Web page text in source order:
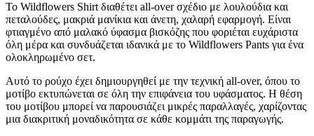
Το Wildflowers Shirt διαθέτει all-over σχέδιο με λουλούδια και
πεταλούδες, μακριά μανίκια και άνετη, χαλαρή εφαρμογή. Είναι
φτιαγμένο από μαλακό ύφασμα βισκόζης που φοριέται ευχάριστα
όλη μέρα και συνδυάζεται ιδανικά με το Wildflowers Pants για ένα
ολοκληρωμένο σετ.
Αυτό το ρούχο έχει δημιουργηθεί με την τεχνική all-over, όπου το
μοτίβο εκτυπώνεται σε όλη την επιφάνεια του υφάσματος. Η θέση
του μοτίβου μπορεί να παρουσιάζει μικρές παραλλαγές, χαρίζοντας
μια διακριτική μοναδικότητα σε κάθε κομμάτι της παραγωγής.